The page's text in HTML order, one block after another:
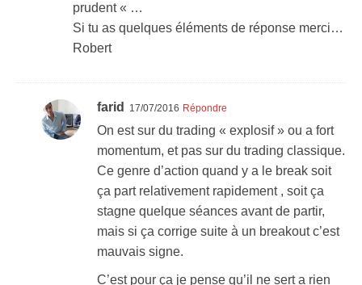
prudent « …
Si tu as quelques éléments de réponse merci…
Robert
farid 17/07/2016 Répondre
On est sur du trading « explosif » ou a fort
momentum, et pas sur du trading classique.
Ce genre d’action quand y a le break soit
ça part relativement rapidement , soit ça
stagne quelque séances avant de partir,
mais si ça corrige suite à un breakout c’est
mauvais signe.
C’est pour ça je pense qu’il ne sert a rien